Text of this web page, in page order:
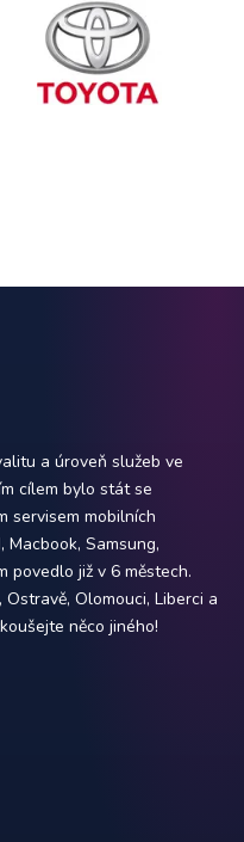
a úroveň služeb ve
cílem bylo stát se
servisem mobilních
Samsung,
povedlo již v 6 městech.
Ostravě, Olomouci, Liberci a
něco jiného!